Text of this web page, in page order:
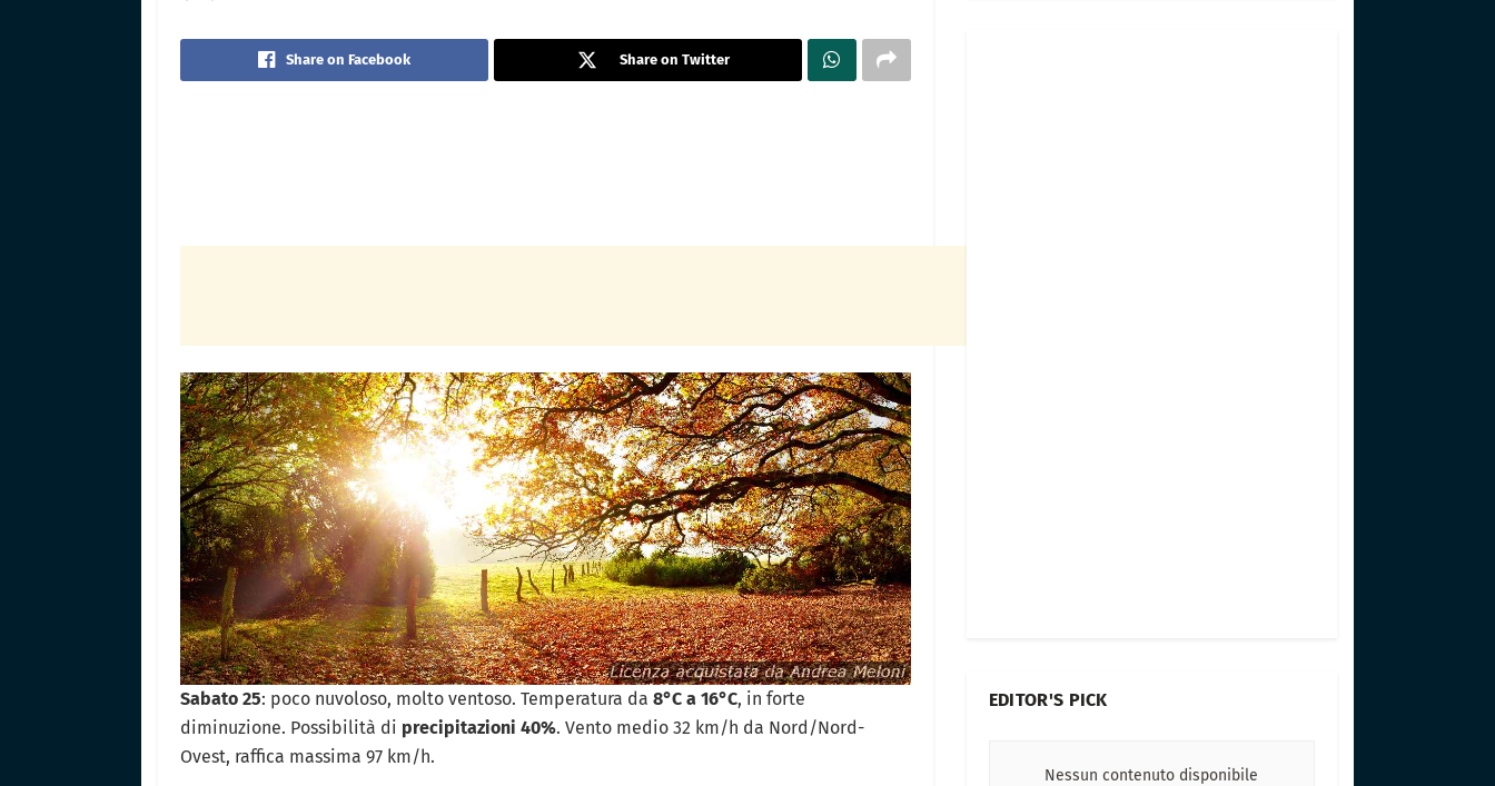
Share on Facebook Share on Twitter
Sabato 25: poco nuvoloso, molto ventoso. Temperatura da 8°C a 16°C, in forte
diminuzione. Possibilità di precipitazioni 40%. Vento medio 32 km/h da Nord/Nord-
Ovest, raffica massima 97 km/h.
EDITOR'S PICK
Nessun contenuto disponibile